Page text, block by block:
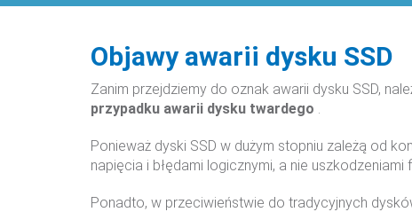
Objawy awarii dysku SSD
Zanim przejdziemy do oznak awarii dysku SSD,
przypadku awarii dysku twardego .
Ponieważ dyski SSD w dużym stopniu zależą od
napięcia i błędami logicznymi, a nie uszkodzeniami
Ponadto, w przeciwieństwie do tradycyjnych